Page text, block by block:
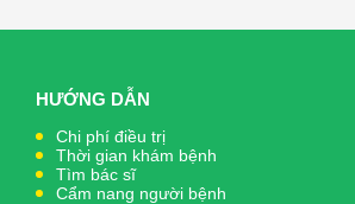
HƯỚNG DẪN
Chi phí điều trị
Thời gian khám bệnh
Tìm bác sĩ
Cẩm nang người bệnh